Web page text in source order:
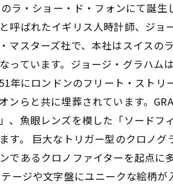
ラ・ショー・ド・フォンにて誕
呼ばれたイギリス人時計師、ジ
マスターズ社で、本社はスイス
っています。ジョージ・グラハ
年にロンドンのフリート・スト
ンらと共に埋葬されています。
、魚眼レンズを模した「ソード
す。 巨大なトリガー型のクロノ
であるクロノファイターを起点
ージや文字盤にユニークな絵柄